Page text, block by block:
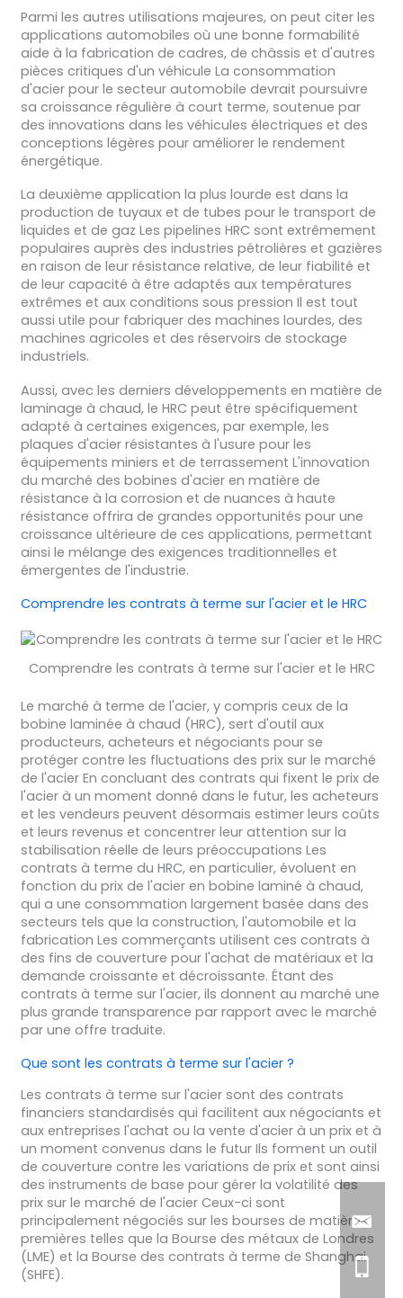
Parmi les autres utilisations majeures, on peut citer les
applications automobiles où une bonne formabilité
aide à la fabrication de cadres, de châssis et d'autres
pièces critiques d'un véhicule La consommation
d'acier pour le secteur automobile devrait poursuivre
sa croissance régulière à court terme, soutenue par
des innovations dans les véhicules électriques et des
conceptions légères pour améliorer le rendement
énergétique.
La deuxième application la plus lourde est dans la
production de tuyaux et de tubes pour le transport de
liquides et de gaz Les pipelines HRC sont extrêmement
populaires auprès des industries pétrolières et gazières
en raison de leur résistance relative, de leur fiabilité et
de leur capacité à être adaptés aux températures
extrêmes et aux conditions sous pression Il est tout
aussi utile pour fabriquer des machines lourdes, des
machines agricoles et des réservoirs de stockage
industriels.
Aussi, avec les derniers développements en matière de
laminage à chaud, le HRC peut être spécifiquement
adapté à certaines exigences, par exemple, les
plaques d'acier résistantes à l'usure pour les
équipements miniers et de terrassement L'innovation
du marché des bobines d'acier en matière de
résistance à la corrosion et de nuances à haute
résistance offrira de grandes opportunités pour une
croissance ultérieure de ces applications, permettant
ainsi le mélange des exigences traditionnelles et
émergentes de l'industrie.
Comprendre les contrats à terme sur l'acier et le HRC
Comprendre les contrats à terme sur l'acier et le HRC
Le marché à terme de l'acier, y compris ceux de la
bobine laminée à chaud (HRC), sert d'outil aux
producteurs, acheteurs et négociants pour se
protéger contre les fluctuations des prix sur le marché
de l'acier En concluant des contrats qui fixent le prix de
l'acier à un moment donné dans le futur, les acheteurs
et les vendeurs peuvent désormais estimer leurs coûts
et leurs revenus et concentrer leur attention sur la
stabilisation réelle de leurs préoccupations Les
contrats à terme du HRC, en particulier, évoluent en
fonction du prix de l'acier en bobine laminé à chaud,
qui a une consommation largement basée dans des
secteurs tels que la construction, l'automobile et la
fabrication Les commerçants utilisent ces contrats à
des fins de couverture pour l'achat de matériaux et la
demande croissante et décroissante. Étant des
contrats à terme sur l'acier, ils donnent au marché une
plus grande transparence par rapport avec le marché
par une offre traduite.
Que sont les contrats à terme sur l'acier ?
Les contrats à terme sur l'acier sont des contrats
financiers standardisés qui facilitent aux négociants et
aux entreprises l'achat ou la vente d'acier à un prix et à
un moment convenus dans le futur Ils forment un outil
de couverture contre les variations de prix et sont ainsi
des instruments de base pour gérer la volatilité des
prix sur le marché de l'acier Ceux-ci sont
principalement négociés sur les bourses de matières
premières telles que la Bourse des métaux de Londres
(LME) et la Bourse des contrats à terme de Shanghai
(SHFE).